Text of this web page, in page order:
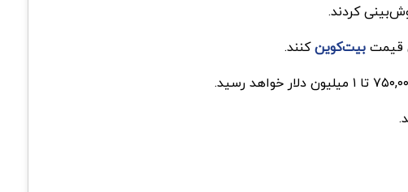
کردند.
قیمتبیت‌کوینکنند.